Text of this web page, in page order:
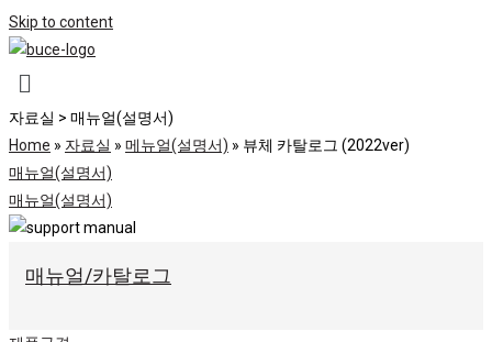
Skip to content
자료실 > 매뉴얼(설명서)
Home » 자료실 » 메뉴얼(설명서) » 뷰체 카탈로그 (2022ver)
매뉴얼(설명서)
매뉴얼(설명서)
매뉴얼/카탈로그